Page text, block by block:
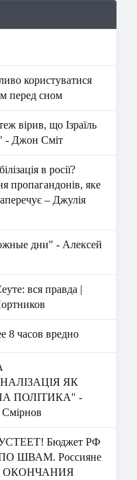
користуватися
перед сном
вірив, що Ізраїль
- Джон Сміт
в росії?
пропагандонів, яке
– Джулія
дни" - Алексей
вся правда |
8 часов вредно
ЯК
ПОЛІТИКА" -
Бюджет РФ
ШВАМ. Россияне
ОКОНЧАНИЯ